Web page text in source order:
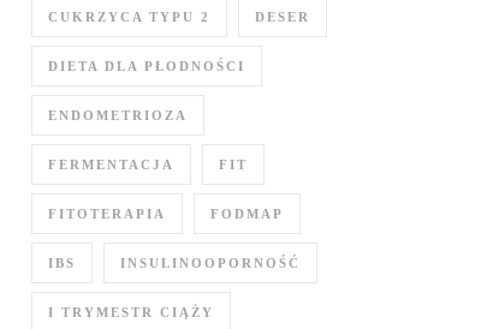
CUKRZYCA TYPU 2 DESER
DIETA DLA PŁODNOŚCI
ENDOMETRIOZA
FERMENTACJA FIT
FITOTERAPIA FODMAP
IBS INSULINOOPORNOŚĆ
I TRYMESTR CIĄŻY